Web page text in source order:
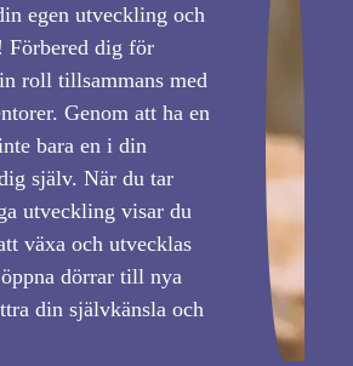
egen utveckling och
dig för
roll tillsammans med
Genom att ha en
bara en i din
själv. När du tar
utveckling visar du
växa och utvecklas
dörrar till nya
din självkänsla och